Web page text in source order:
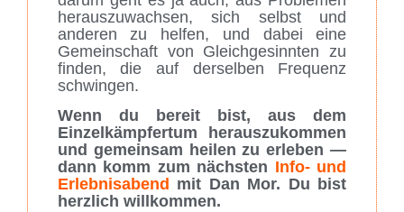
herauszuwachsen, sich selbst und
anderen zu helfen, und dabei eine
Gemeinschaft von Gleichgesinnten zu
finden, die auf derselben Frequenz
schwingen.
Wenn du bereit bist, aus dem
Einzelkämpfertum herauszukommen
und gemeinsam heilen zu erleben —
dann komm zum nächsten Info- und
Erlebnisabend mit Dan Mor. Du bist
herzlich willkommen.